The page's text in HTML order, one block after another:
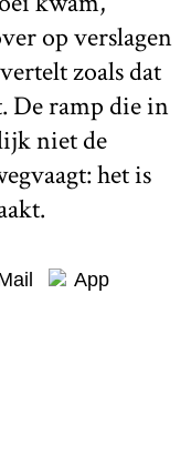
op verslagen
zoals dat
De ramp die in
niet de
het is
App